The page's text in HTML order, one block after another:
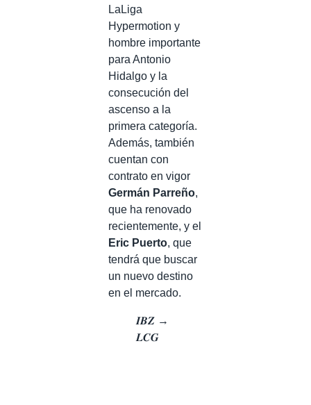
LaLiga
Hypermotion y
hombre importante
para Antonio
Hidalgo y la
consecución del
ascenso a la
primera categoría.
Además, también
cuentan con
contrato en vigor
Germán Parreño,
que ha renovado
recientemente, y el
Eric Puerto, que
tendrá que buscar
un nuevo destino
en el mercado.
𝑰𝑩𝒁 →
𝑳𝑪𝑮